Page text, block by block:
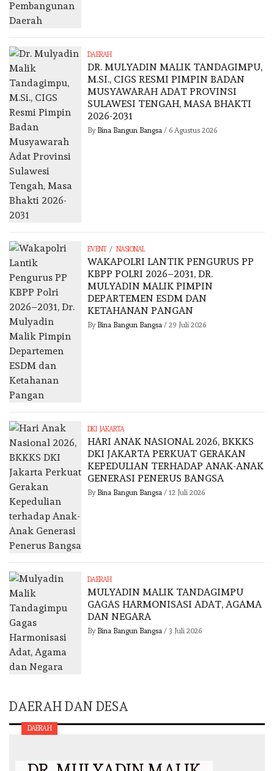
DAERAH
DR. MULYADIN MALIK TANDAGIMPU,
M.SI., CIGS RESMI PIMPIN BADAN
MUSYAWARAH ADAT PROVINSI
SULAWESI TENGAH, MASA BHAKTI
2026-2031
By Bina Bangun Bangsa / 6 Agustus 2026
EVENT / NASIONAL
WAKAPOLRI LANTIK PENGURUS PP
KBPP POLRI 2026–2031, DR.
MULYADIN MALIK PIMPIN
DEPARTEMEN ESDM DAN
KETAHANAN PANGAN
By Bina Bangun Bangsa / 29 Juli 2026
DKI JAKARTA
HARI ANAK NASIONAL 2026, BKKKS
DKI JAKARTA PERKUAT GERAKAN
KEPEDULIAN TERHADAP ANAK-ANAK
GENERASI PENERUS BANGSA
By Bina Bangun Bangsa / 12 Juli 2026
DAERAH
MULYADIN MALIK TANDAGIMPU
GAGAS HARMONISASI ADAT, AGAMA
DAN NEGARA
By Bina Bangun Bangsa / 3 Juli 2026
DAERAH DAN DESA
DAERAH